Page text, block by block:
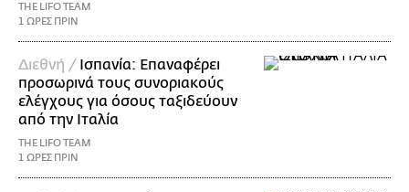
THE LIFO TEAM
1 ΩΡΕΣ ΠΡΙΝ
Διεθνή / Ισπανία: Επαναφέρει
προσωρινά τους συνοριακούς
ελέγχους για όσους ταξιδεύουν
από την Ιταλία
THE LIFO TEAM
1 ΩΡΕΣ ΠΡΙΝ